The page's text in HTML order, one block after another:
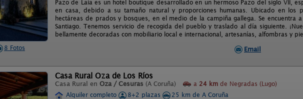
8 Fotos
Pazo de Laia es un hotel boutique desarrollado en un hermoso Pazo del siglo VII,
en casa, debido a su tamaño natural y proporciones humanas. Ubicado en los
hectáreas de prados y bosques, en el medio de la campiña gallega. Se encuentra
Santiago. Tenemos servicio de recogida del pueblo y traslado al día siguiente.
bellamente decoradas con mobiliario local e internacional, artesanías, alfombras y
Email
Casa Rural Oza de Los Ríos
Casa Rural en Oza / Cesuras (A Coruña) a 24 km de Negradas (Lugo)
Alquiler completo
8+2 plazas
25 km de A Coruña